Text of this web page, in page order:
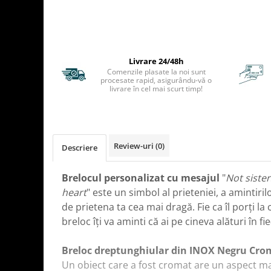
Bratari Zodii cu Dichis
Semipretioase
Livrare 24/48h
Comenzile plasate la noi sunt
procesate rapid, asigurându-vă o
livrare în cel mai scurt timp!
Descriere Review-uri (0)
Brelocul personalizat cu mesajul "Not
heart" este un simbol al prieteniei, a
de prietena ta cea mai dragă. Fie ca îl porți la
breloc îți va aminti că ai pe cineva alături în
Breloc dreptunghiular din INOX Negru
Un obiect care a fost cromat are un aspect